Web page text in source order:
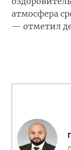
атмосфера
— отметил